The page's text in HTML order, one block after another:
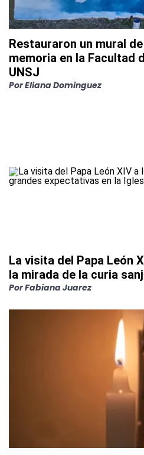
Restauraron un mural
memoria en la Facultad
UNSJ
PorEliana Dominguez
La visita del Papa León
la mirada de la curia
PorFabiana Juarez